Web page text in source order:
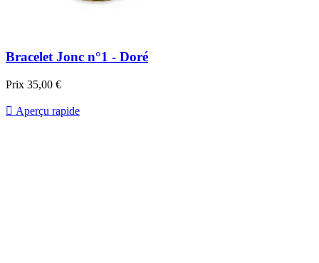
Bracelet Jonc n°1 - Doré
Prix 35,00 €
 Aperçu rapide